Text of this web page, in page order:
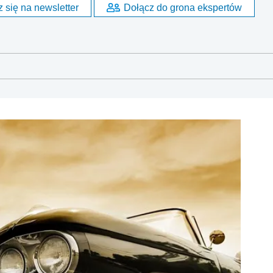
się na newsletter Dołącz do grona ekspertów